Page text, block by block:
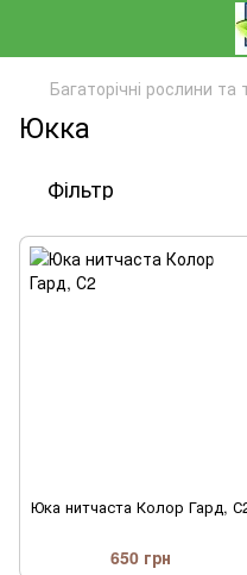
Багаторічні рослини та
Юкка
Фільтр
Юка нитчаста Колор Гард,
650 грн